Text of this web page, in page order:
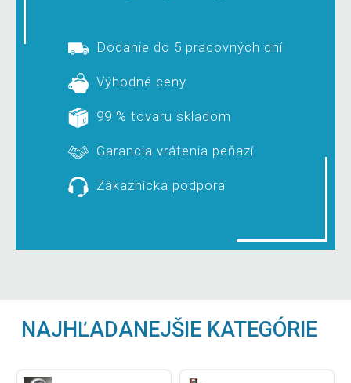
Dodanie do 5 pracovných dní
Výhodné ceny
99 % tovaru skladom
Garancia vrátenia peňazí
Zákaznícka podpora
NAJHĽADANEJŠIE KATEGÓRIE